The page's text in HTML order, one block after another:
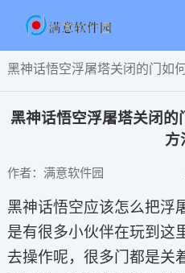
黑神话悟空浮屠塔关闭的门如
黑神话悟空浮屠塔关闭
方
作者：满意软件园
黑神话悟空应该怎么把浮
是有很多小伙伴在玩到这
去操作呢，很多门都是关